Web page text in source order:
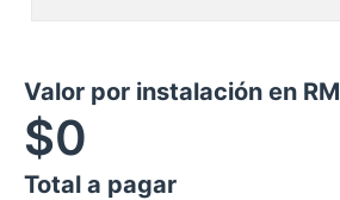
Valor por instalación en RM
$0
Total a pagar